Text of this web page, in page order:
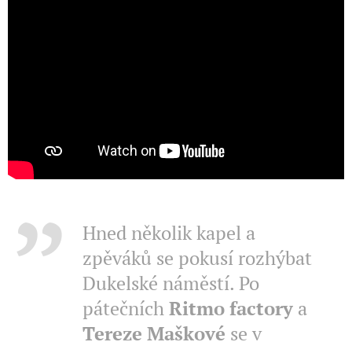
Hned několik kapel a
zpěváků se pokusí rozhýbat
Dukelské náměstí. Po
pátečníchRitmo factory a
Tereze Maškové se v